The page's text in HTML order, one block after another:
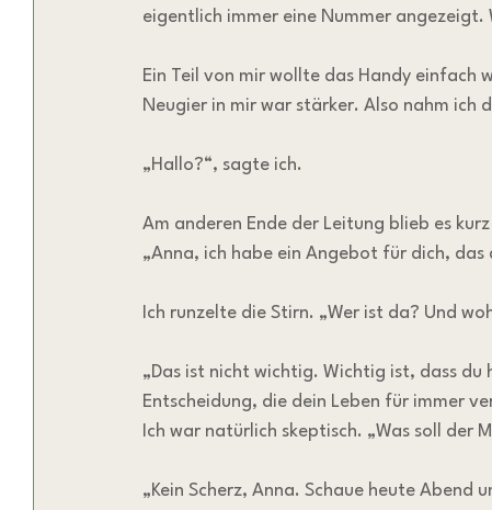
eigentlich immer eine Nummer angezeigt.
Ein Teil von mir wollte das Handy einfach
Neugier in mir war stärker. Also nahm ich
„Hallo?“, sagte ich.
Am anderen Ende der Leitung blieb es
„Anna, ich habe ein Angebot für dich,
Ich runzelte die Stirn. „Wer ist da? Und
„Das ist nicht wichtig. Wichtig ist, dass
Entscheidung, die dein Leben für immer
Ich war natürlich skeptisch. „Was soll der
„Kein Scherz, Anna. Schaue heute